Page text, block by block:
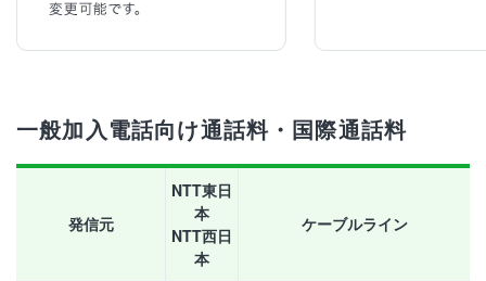
一般加入電話向け通話料・国際通話料
発信元
NTT東日
本
NTT西日
本
ケーブルライン